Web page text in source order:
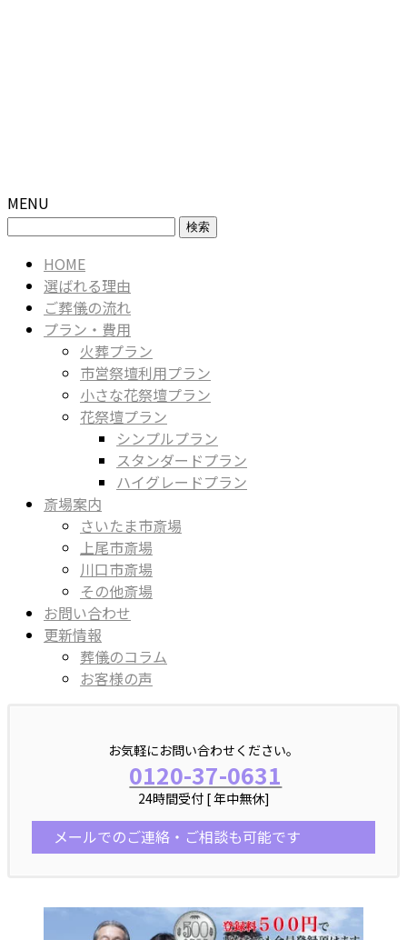
MENU
検
HOME
選ばれる理由
ご葬儀の流れ
プラン・費用
火葬プラン
市営祭壇利用プラン
小さな花祭壇プラン
花祭壇プラン
シンプルプラン
スタンダードプラン
ハイグレードプラン
斎場案内
さいたま市斎場
上尾市斎場
川口市斎場
その他斎場
お問い合わせ
更新情報
葬儀のコラム
お客様の声
お気軽にお問い合わせください。
0120-37-0631
24時間受付 [ 年中無休]
メールでのご連絡・ご相談も可能です